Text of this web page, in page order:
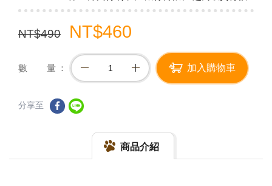
NT$490 NT$460
數 量 加入購物車
分享至
商品介紹